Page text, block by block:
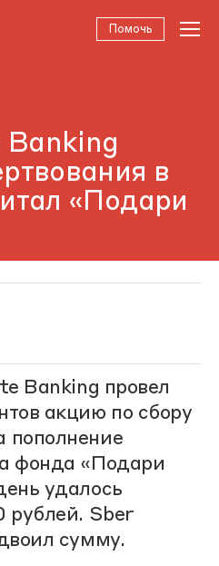
Помочь
в
«Подари
Banking провел
акцию по сбору
пополнение
фонда «Подари
удалось
рублей. Sber
сумму.